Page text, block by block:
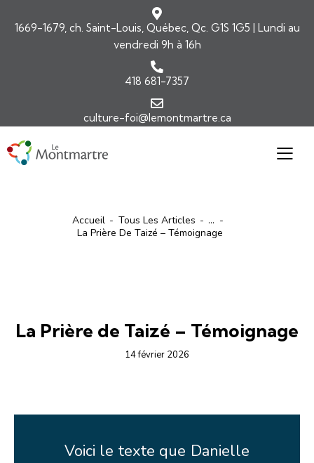
1669-1679, ch. Saint-Louis, Québec, Qc. G1S 1G5 | Lundi au
vendredi 9h à 16h
418 681-7357
culture-foi@lemontmartre.ca
Accueil Tous Les Articles
...
La Prière De Taizé – Témoignage
La Prière de Taizé – Témoignage
14 février 2026
Voici le texte que Danielle